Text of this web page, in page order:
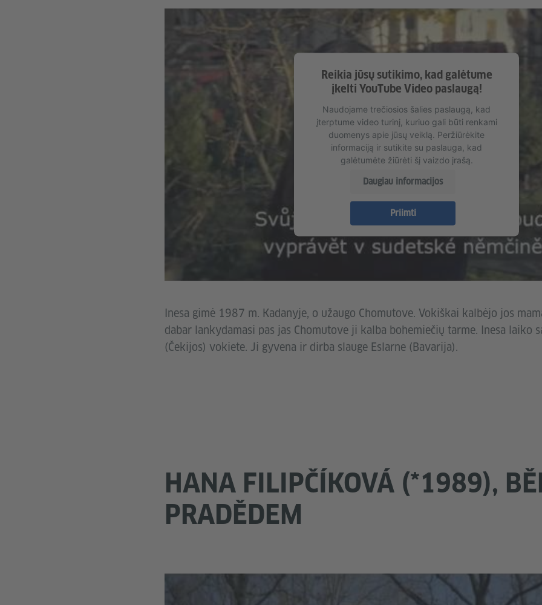
Reikia jūsų sutikimo, kad galėtume
įkelti YouTube Video paslaugą!
Naudojame trečiosios šalies paslaugą, kad
įterptume video turinį, kuriuo gali būti renkami
duomenys apie jūsų veiklą. Peržiūrėkite
informaciją ir sutikite su paslauga, kad
galėtumėte žiūrėti šį vaizdo įrašą.
Daugiau informacijos
Priimti
Inesa gimė 1987 m. Kadanyje, o užaugo Chomutove. Vokiškai kalbėjo jos
dabar lankydamasi pas jas Chomutove ji kalba bohemiečių tarme. Inesa laiko
(Čekijos) vokiete. Ji gyvena ir dirba slauge Eslarne (Bavarija).
HANA FILIPČÍKOVÁ (*1989),
PRADĚDEM